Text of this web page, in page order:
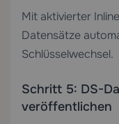
Mit aktivierter
Datensätze
Schlüsselwechsel.
Schritt 5: DS-
veröffentlichen